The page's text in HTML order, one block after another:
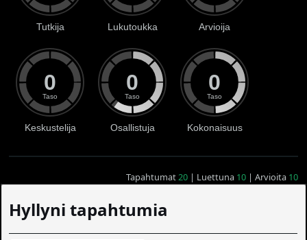
Tutkija Lukutoukka Arvioija
0
Taso
Keskustelija
0
Taso
Osallistuja
0
Taso
Kokonaisuus
Tapahtumat20| Luettuna 10| Arvioita 10
Hyllyni tapahtumia